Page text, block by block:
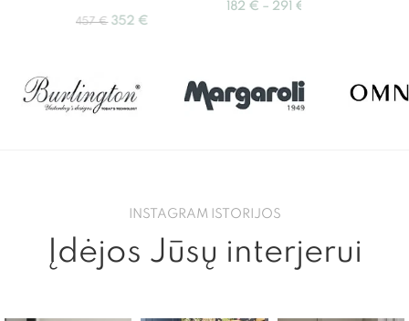
457€ 352 €
182 € – 291 €
INSTAGRAM ISTORIJOS
Įdėjos Jūsų interjerui